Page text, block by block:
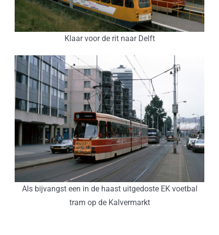
Klaar voor de rit naar Delft
Als bijvangst een in de haast uitgedoste EK voetbal
tram op de Kalvermarkt